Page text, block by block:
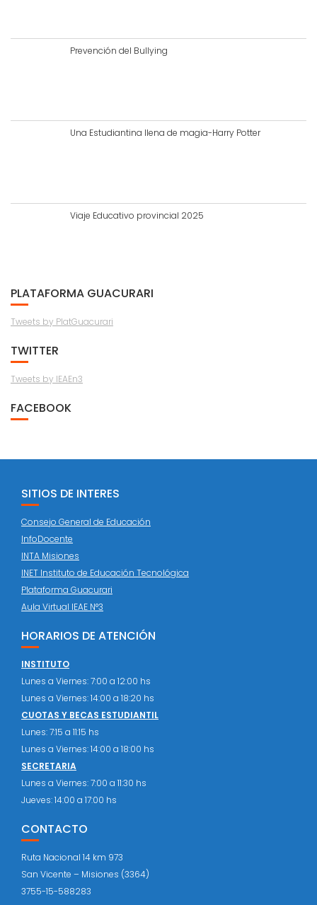
Prevención del Bullying
Una Estudiantina llena de magia-Harry Potter
Viaje Educativo provincial 2025
PLATAFORMA GUACURARI
Tweets by PlatGuacurari
TWITTER
Tweets by IEAEn3
FACEBOOK
SITIOS DE INTERES
Consejo General de Educación
InfoDocente
INTA Misiones
INET Instituto de Educación Tecnológica
Plataforma Guacurari
Aula Virtual IEAE N°3
HORARIOS DE ATENCIÓN
INSTITUTO
Lunes a Viernes: 7:00 a 12:00 hs
Lunes a Viernes: 14:00 a 18:20 hs
CUOTAS Y BECAS ESTUDIANTIL
Lunes: 7:15 a 11:15 hs
Lunes a Viernes: 14:00 a 18:00 hs
SECRETARIA
Lunes a Viernes: 7:00 a 11:30 hs
Jueves: 14:00 a 17:00 hs
CONTACTO
Ruta Nacional 14 km 973
San Vicente – Misiones (3364)
3755-15-588283